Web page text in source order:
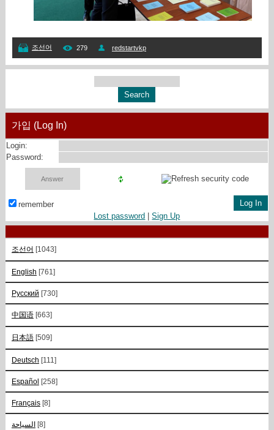
조선어 279 redstartvkp
가입 (Log In)
Login:
Password:
remember
Lost password |Sign Up
조선어 [1043]
English [761]
Русский [730]
中国语 [663]
日本語 [509]
Deutsch [111]
Español [258]
Français [8]
السياحة [8]